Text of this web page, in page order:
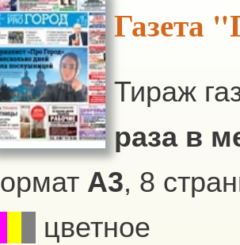
Газета
Тираж
раза в
А3, 8
цветное